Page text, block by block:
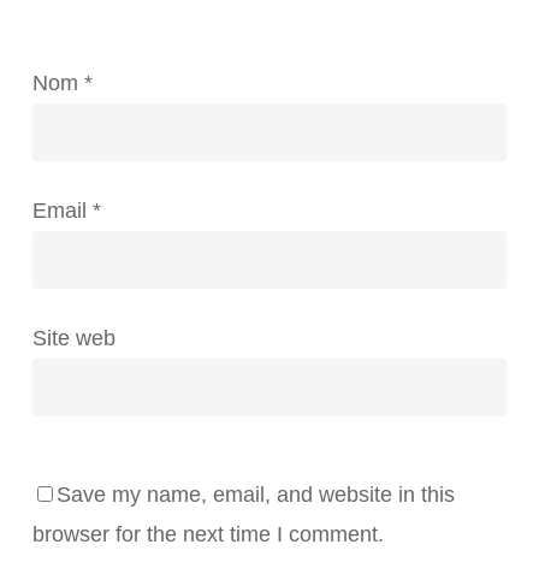
Nom *
Email *
Site web
Save my name, email, and website in this
browser for the next time I comment.